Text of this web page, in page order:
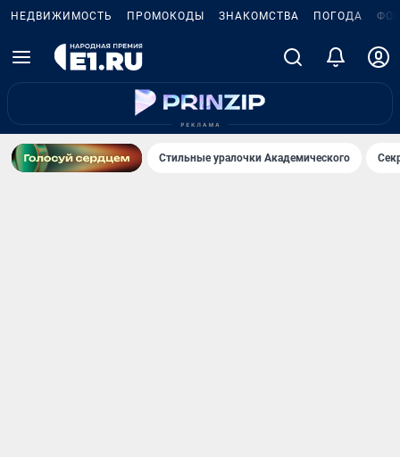
НЕДВИЖИМОСТЬ ПРОМОКОДЫ ЗНАКОМСТВА ПОГОДА
Стильные уралочки Академического